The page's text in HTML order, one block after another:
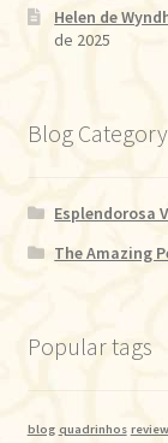
Helen de
de 2025
Blog Category
Esplendorosa
The Amazing
Popular tags
blog quadrinhos review